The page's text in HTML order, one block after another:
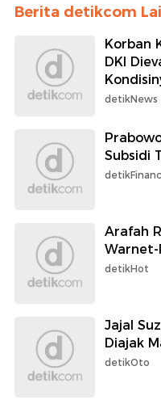
Berita detikcom
Korban
DKI
detikNews
Subsidi
Arafah
Warnet-
detikHot
Jajal
Diajak
detikOto